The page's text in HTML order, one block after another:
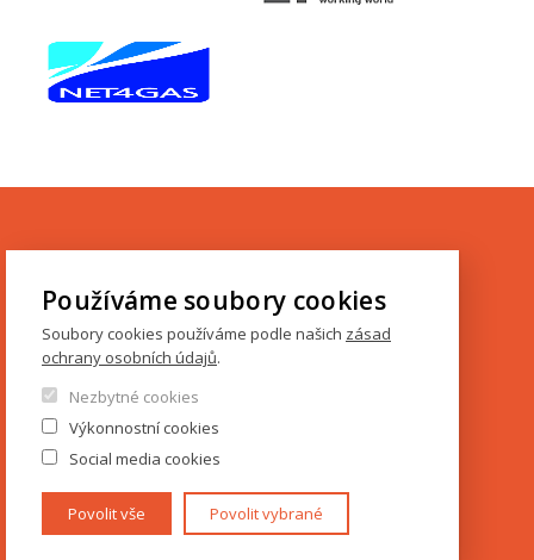
Opletalova 26
Tel.: +420 222 112 330
Tel.: +420 222 112 305
ies@fsv.cuni.cz
Používáme soubory cookies
Soubory cookies používáme podle našich zásad
ochrany osobních údajů.
Nezbytné cookies
Výkonnostní cookies
Social media cookies
Povolit vše Povolit vybrané